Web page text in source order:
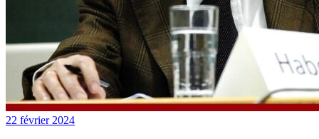
22 février 2024